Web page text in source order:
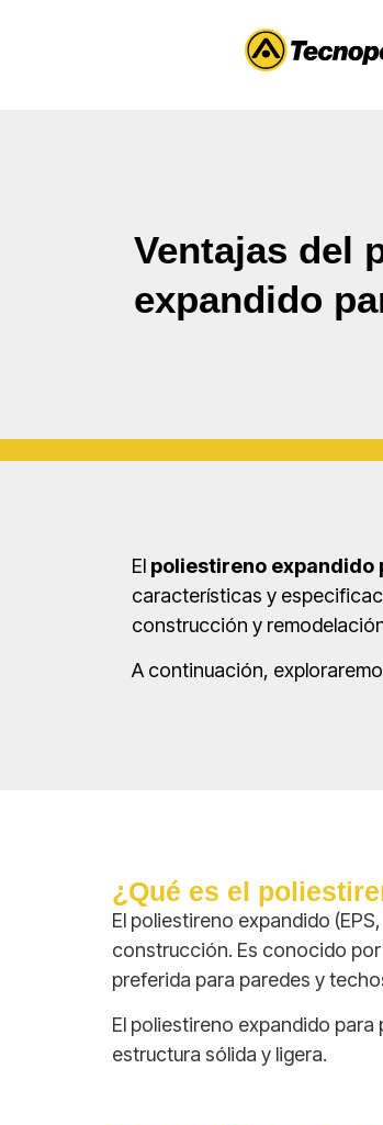
Ventajas del
expandido
El poliestireno expandido
características y
construcción y
A continuación,
¿Qué es el
El poliestireno expandido
construcción. Es conocido
preferida para paredes y
El poliestireno expandido
estructura sólida y ligera.